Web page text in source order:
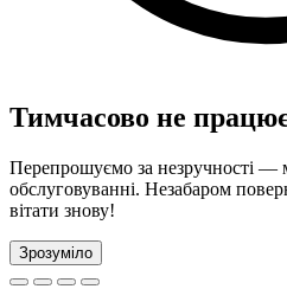
Тимчасово не
Перепрошуємо за незручності —
обслуговуванні. Незабаром
вітати знову!
Зрозуміло